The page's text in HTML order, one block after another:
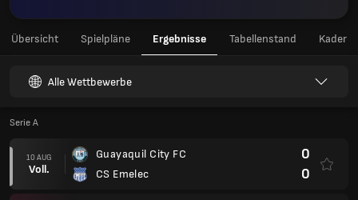
Übersicht Spielpläne Ergebnisse Tabellenstand Kader
Alle Wettbewerbe
Serie A
10 AUG
Voll.
Guayaquil City FC
CS Emelec
0
0